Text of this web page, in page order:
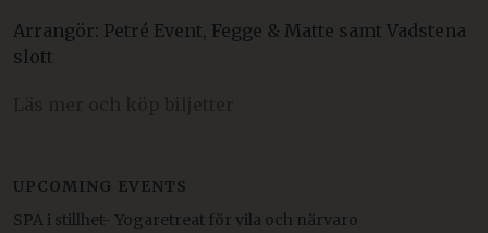
Arrangör: Petré Event, Fegge & Matte samt Vadstena
slott
Läs mer och köp biljetter
UPCOMING EVENTS
SPA i stillhet- Yogaretreat för vila och närvaro